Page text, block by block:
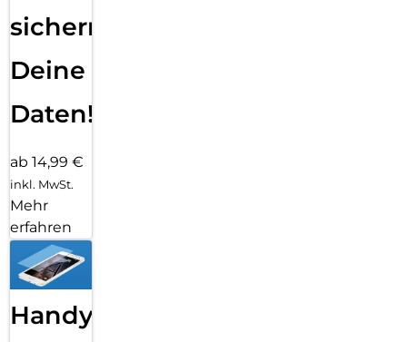
sichern
Deine
Daten!
ab 14,99 €
inkl. MwSt.
Mehr
erfahren
Handy